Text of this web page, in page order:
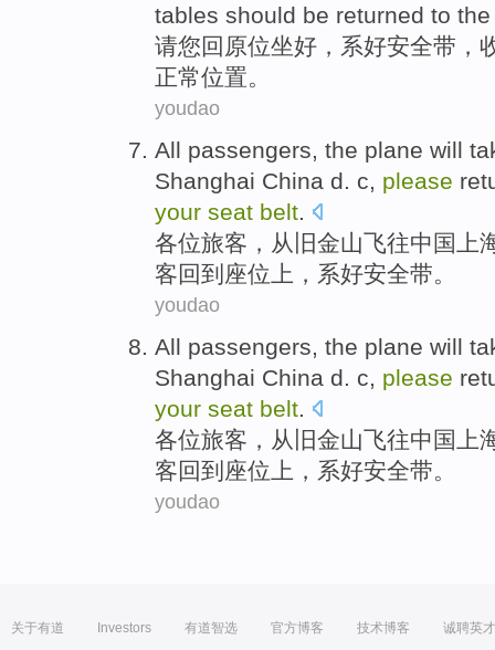
tables should be returned to
请您回原位坐好 ， 系好安全带 ，
正常位置。
youdao
All passengers, the plane will
Shanghai China d. c, please
your seat belt.
各位旅客， 从 旧金山飞往中国
上
客回到 座位上，系好安全带。
youdao
All passengers the plane will
Shanghai China d. c, please
your seat belt
各位旅客， 从 旧金山飞往中国
上
客回到 座位上，系好安全带。
youdao
关于有道 Investors 有道智选 官方博客 技术博客 诚聘英才